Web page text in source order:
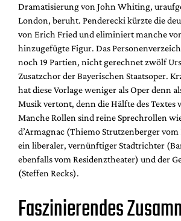
Dramatisierung von John Whiting,
London, beruht. Penderecki kürzte die
von Erich Fried und eliminiert manche
hinzugefügte Figur. Das
noch 19 Partien, nicht gerechnet zwölf
Zusatzchor der Bayerischen Staatsoper.
hat diese Vorlage weniger als Oper denn
Musik vertont, denn die Hälfte des Textes
Manche Rollen sind reine Sprechrollen
d’Armagnac (Thiemo Strutzenberger
ein liberaler, vernünftiger Stadtrichter
ebenfalls vom Residenztheater) und der
(Steffen Recks).
Faszinierendes